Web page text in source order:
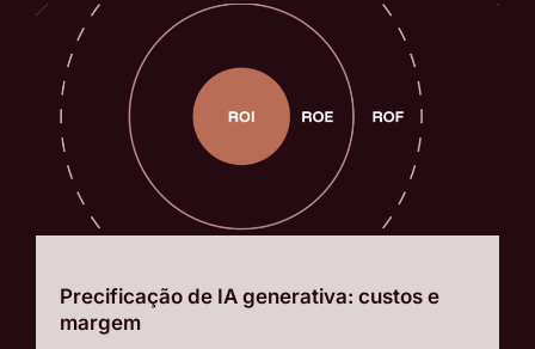
Precificação de IA generativa: custos e
margem